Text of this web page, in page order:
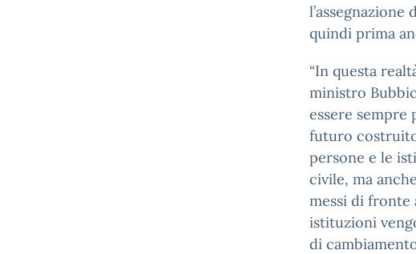
quindi prima
“In questa
ministro
essere sempre
futuro
persone e le
civile, ma
messi di fronte
istituzioni
di